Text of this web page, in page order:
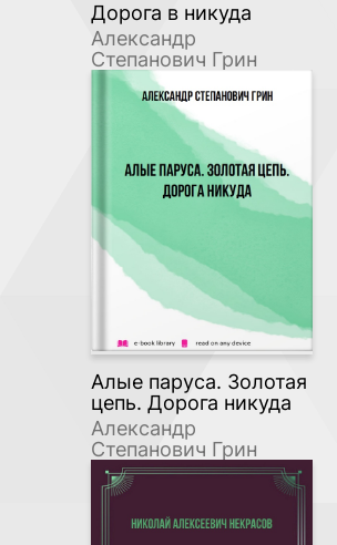
Дорога в никуда
Александр
Степанович Грин
Алые паруса. Золотая
цепь. Дорога никуда
Александр
Степанович Грин